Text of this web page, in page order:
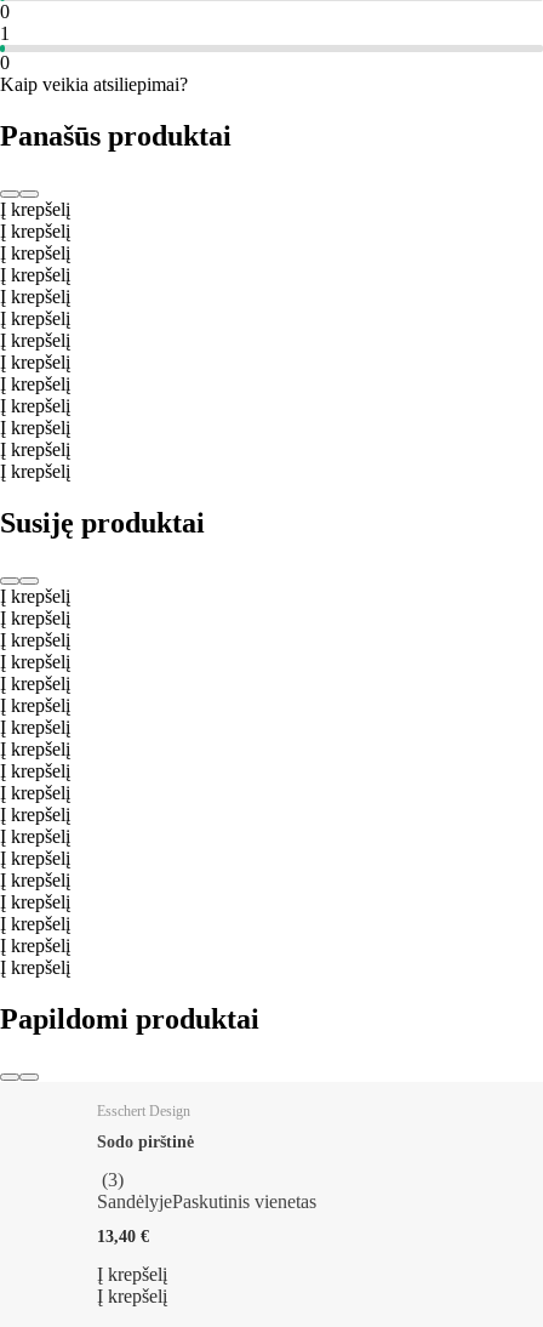
0
1
0
Kaip veikia atsiliepimai?
Panašūs produktai
Į krepšelį
Į krepšelį
Į krepšelį
Į krepšelį
Į krepšelį
Į krepšelį
Į krepšelį
Į krepšelį
Į krepšelį
Į krepšelį
Į krepšelį
Į krepšelį
Į krepšelį
Susiję produktai
Į krepšelį
Į krepšelį
Į krepšelį
Į krepšelį
Į krepšelį
Į krepšelį
Į krepšelį
Į krepšelį
Į krepšelį
Į krepšelį
Į krepšelį
Į krepšelį
Į krepšelį
Į krepšelį
Į krepšelį
Į krepšelį
Į krepšelį
Į krepšelį
Papildomi produktai
Esschert Design
Sodo pirštinė
(3)
SandėlyjePaskutinis vienetas
13,40 €
Į krepšelį
Į krepšelį